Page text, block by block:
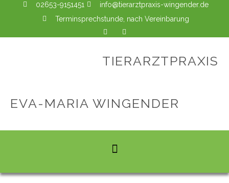
02653-9151451
info@tierarztpraxis-wingender.de
Terminsprechstunde, nach Vereinbarung
TIERARZTPRAXIS
EVA-MARIA WINGENDER